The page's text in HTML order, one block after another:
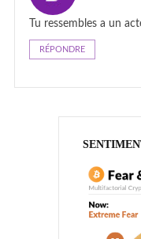
Tu ressembles a un
RÉPONDRE